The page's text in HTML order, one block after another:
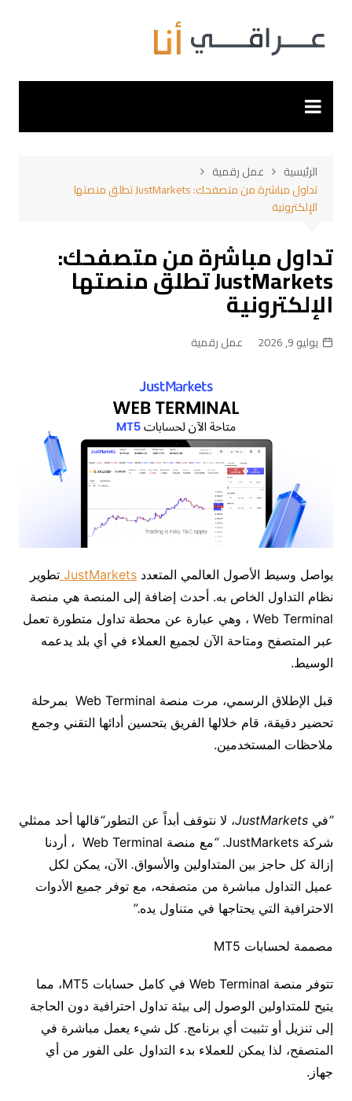
المحتوى
الرئيسية
عمل رقمية
تداول مباشرة من متصفحك: JustMarkets تطلق منصتها
الإلكترونية
تداول مباشرة من متصفحك:
JustMarkets تطلق منصتها
الإلكترونية
يوليو 9, 2026 عمل رقمية
يواصل وسيط الأصول العالمي المتعدد JustMarkets تطوير
نظام التداول الخاص به. أحدث إضافة إلى المنصة هي منصة
Web Terminal ،
وهي عبارة عن محطة تداول متطورة تعمل
عبر المتصفح ومتاحة الآن لجميع العملاء في أي بلد يدعمه
الوسيط.
قبل الإطلاق الرسمي، مرت منصة Web Terminal بمرحلة
تحضير دقيقة، قام خلالها الفريق بتحسين أدائها التقني وجمع
ملاحظات المستخدمين.
“في ، لا نتوقف أبداً عن التطور“قالها أحد ممثلي
شركة
“مع منصة Web Terminal ، أردنا
إزالة كل حاجز بين المتداولين والأسواق. الآن، يمكن لكل
عميل التداول مباشرة من متصفحه، مع توفر جميع الأدوات
الاحترافية التي يحتاجها في متناول يده.”
مصممة لحسابات
تتوفر منصة Web Terminal في كامل حسابات ، مما
يتيح للمتداولين الوصول إلى بيئة تداول احترافية دون الحاجة
إلى تنزيل أو تثبيت أي برنامج. كل شيء يعمل مباشرة في
المتصفح، لذا يمكن للعملاء بدء التداول على الفور من أي
جهاز .